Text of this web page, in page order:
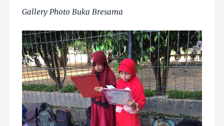
Gallery Photo Buka Bresama